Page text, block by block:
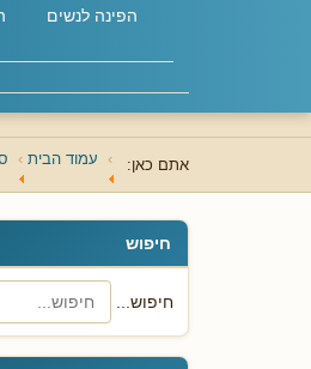
הפינה לנשים
אתם כאן: עמוד הבית
חיפוש
חיפוש...